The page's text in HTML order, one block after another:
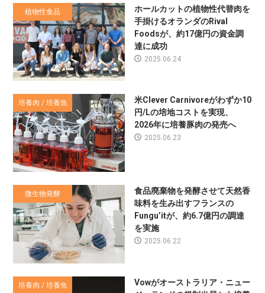
植物性食品
ホールカットの植物性代替肉を
手掛けるオランダのRival
Foodsが、約17億円の資金調
達に成功
2025.06.24
培養肉 / 培養魚
米Clever Carnivoreがわずか10
円/Lの培地コストを実現、
2026年に培養豚肉の発売へ
2025.06.23
微生物発酵
食品廃棄物を発酵させて天然香
味料を生み出すフランスの
Fungu’itが、約6.7億円の調達
を実施
2025.06.22
培養肉 / 培養魚
Vowがオーストラリア・ニュー